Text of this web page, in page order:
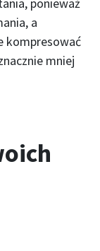
a
kompresować
mniej